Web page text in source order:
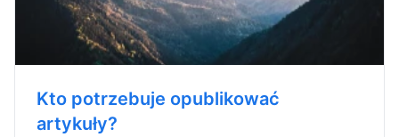
Kto potrzebuje opublikować
artykuły?